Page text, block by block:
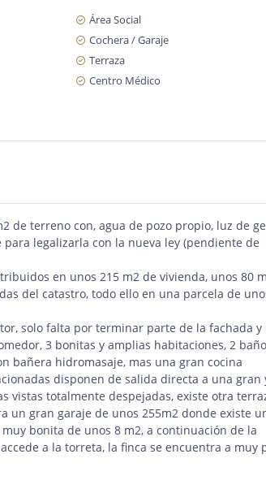
Área Social
Cochera / Garaje
Terraza
Centro Médico
de terreno con, agua de pozo propio, luz de
legalizarla con la nueva ley (pendiente de
en unos 215 m2 de vivienda, unos 80
del catastro, todo ello en una parcela de
solo falta por terminar parte de la fachada y
3 bonitas y amplias habitaciones, 2
bañera hidromasaje, mas una gran cocina
disponen de salida directa a una gran
vistas totalmente despejadas, existe otra
un gran garaje de unos 255m2 donde existe
bonita de unos 8 m2, a continuación de la
a la torreta, la finca se encuentra a muy